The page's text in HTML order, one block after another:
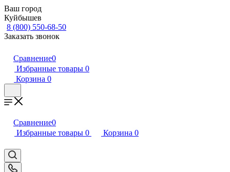
Ваш город
Куйбышев
8 (800) 550-68-50
Заказать звонок
Сравнение0
Избранные товары 0
Корзина 0
Сравнение0
Избранные товары 0 Корзина 0